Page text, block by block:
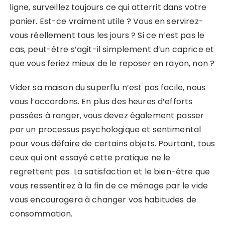
ligne, surveillez toujours ce qui atterrit dans votre
panier. Est-ce vraiment utile ? Vous en servirez-
vous réellement tous les jours ? Si ce n’est pas le
cas, peut-être s’agit-il simplement d’un caprice et
que vous feriez mieux de le reposer en rayon, non ?
Vider sa maison du superflu n’est pas facile, nous
vous l’accordons. En plus des heures d’efforts
passées à ranger, vous devez également passer
par un processus psychologique et sentimental
pour vous défaire de certains objets. Pourtant, tous
ceux qui ont essayé cette pratique ne le
regrettent pas. La satisfaction et le bien-être que
vous ressentirez à la fin de ce ménage par le vide
vous encouragera à changer vos habitudes de
consommation.